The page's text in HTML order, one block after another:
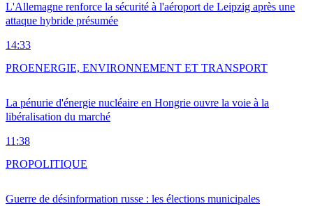
L'Allemagne renforce la sécurité à l'aéroport de Leipzig après une
attaque hybride présumée
14:33
La pénurie d'énergie nucléaire en Hongrie ouvre la voie à la
libéralisation du marché
11:38
PROENERGIE, ENVIRONNEMENT ET TRANSPORT
Guerre de désinformation russe : les élections municipales
PROPOLITIQUE